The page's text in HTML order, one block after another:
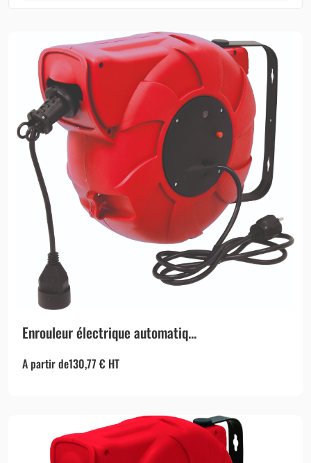
Enrouleur électrique automatiq...
A partir de130,77 € HT